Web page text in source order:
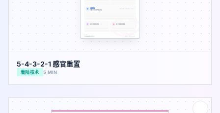
5-4-3-2-1 感官重置
着陆技术 5 MIN